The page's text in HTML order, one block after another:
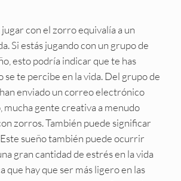
con el zorro equivalía a un
Si estás jugando con un grupo de
esto podría indicar que te has
se te percibe en la vida. Del grupo de
enviado un correo electrónico
mucha gente creativa a menudo
zorros. También puede significar
sueño también puede ocurrir
gran cantidad de estrés en la vida
que hay que ser más ligero en las